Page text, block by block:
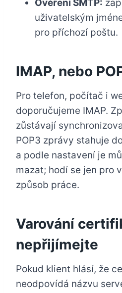
Ověření SMTP:
uživatelským
pro příchozí poštu.
IMAP, nebo
Pro telefon, počítač i
doporučujeme IMAP.
zůstávají
POP3 zprávy stahuje
a podle nastavení je
mazat; hodí se jen pro
způsob práce.
Varování
nepřijímejte
Pokud klient hlásí, že
neodpovídá názvu